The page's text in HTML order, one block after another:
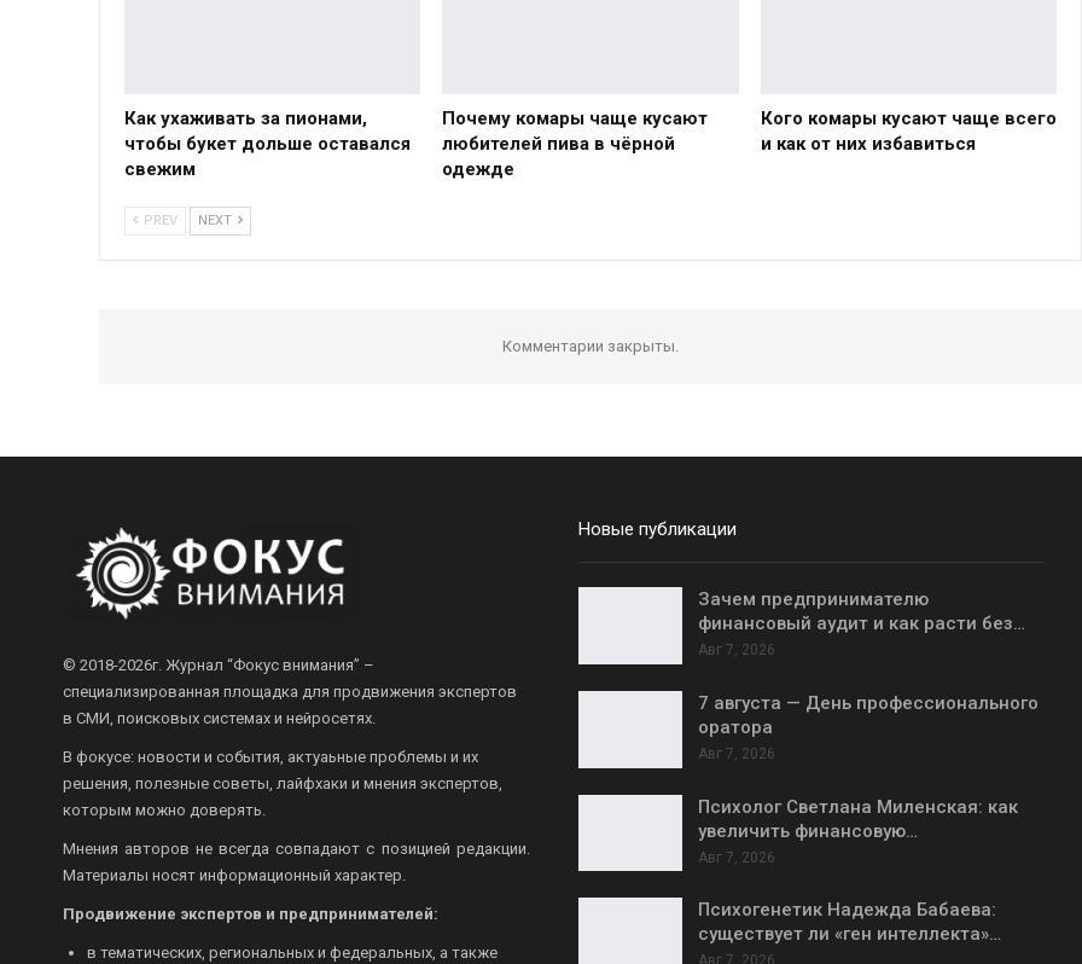
Как ухаживать за пионами,
чтобы букет дольше оставался
свежим
Почему комары чаще кусают
любителей пива в чёрной
одежде
Кого комары кусают чаще всего
и как от них избавиться
PREV NEXT
Комментарии закрыты.
© 2018-2026г. Журнал “Фокус внимания” –
специализированная площадка для продвижения экспертов
в СМИ, поисковых системах и нейросетях.
В фокусе: новости и события, актуаьные проблемы и их
решения, полезные советы, лайфхаки и мнения экспертов,
которым можно доверять.
Мнения авторов не всегда совпадают с позицией редакции.
Материалы носят информационный характер.
Продвижение экспертов и предпринимателей:
в тематических, региональных и федеральных, а также
Новые публикации
Зачем предпринимателю
финансовый аудит и как расти без…
Авг 7, 2026
7 августа — День профессионального
оратора
Авг 7, 2026
Психолог Светлана Миленская: как
увеличить финансовую…
Авг 7, 2026
Психогенетик Надежда Бабаева:
существует ли «ген интеллекта»…